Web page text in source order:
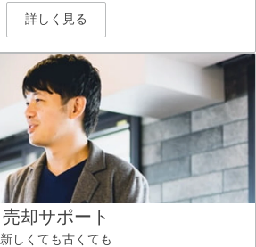
詳しく見る
売却サポート
新しくても古くても